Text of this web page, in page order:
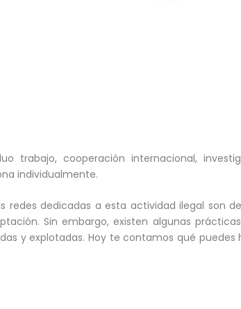
trabajo, cooperación internacional,
individualmente.
dedicadas a esta actividad ilegal son
Sin embargo, existen algunas
y explotadas. Hoy te contamos qué puedes